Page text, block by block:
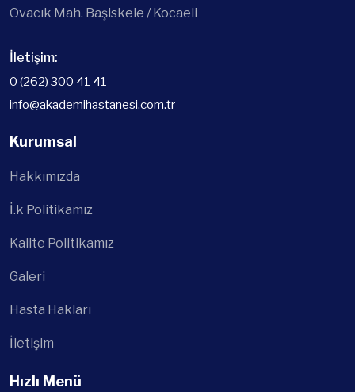
Ovacık Mah. Başiskele / Kocaeli
İletişim:
0 (262) 300 41 41
info@akademihastanesi.com.tr
Kurumsal
Hakkımızda
İ.k Politikamız
Kalite Politikamız
Galeri
Hasta Hakları
İletişim
Hızlı Menü